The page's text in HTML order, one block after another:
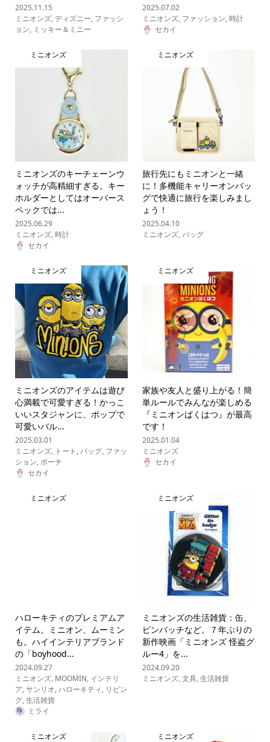
2025.11.15
ミニオンズ,ディズニー, ファッシ
ョン, ミッキー＆ミニー
2025.07.02
ミニオンズ, ファッション,時計
セカイ
ミニオンズ
ミニオンズのキーチェーンウ
ォッチが高精細すぎる。キー
ホルダーとしてはオーバース
ペックでは...
2025.06.29
ミニオンズ,時計
セカイ
ミニオンズ
旅行先にもミニオンと一緒
に！多機能キャリーオンバッ
グで快適に旅行を楽しみまし
ょう！
2025.04.10
ミニオンズ,バッグ
ミニオンズ
ミニオンズのアイテムは遊び
心満載で可愛すぎる！かっこ
いいスタジャンに、ポップで
可愛いバル...
2025.03.01
ミニオンズ, トート ,バッグ, ファッ
ション,ポーチ
セカイ
ミニオンズ
家族や友人と盛り上がる！簡
単ルールでみんなが楽しめる
『ミニオンばくはつ』が最高
です！
2025.01.04
ミニオンズ
セカイ
ミニオンズ
ハローキティのプレミアムア
イテム。ミニオン、ムーミン
も。ハイインテリアブランド
の「boyhood...
2024.09.27
ミニオンズ, MOOMIN, インテリ
ア,サンリオ,ハローキティ, リビン
グ,生活雑貨
ミライ
ミニオンズ
ミニオンズの生活雑貨：缶、
ピンバッチなど。７年ぶりの
新作映画「ミニオンズ 怪盗グ
ルー4」を...
2024.09.20
ミニオンズ,文具,生活雑貨
ミニオンズ ミニオンズ